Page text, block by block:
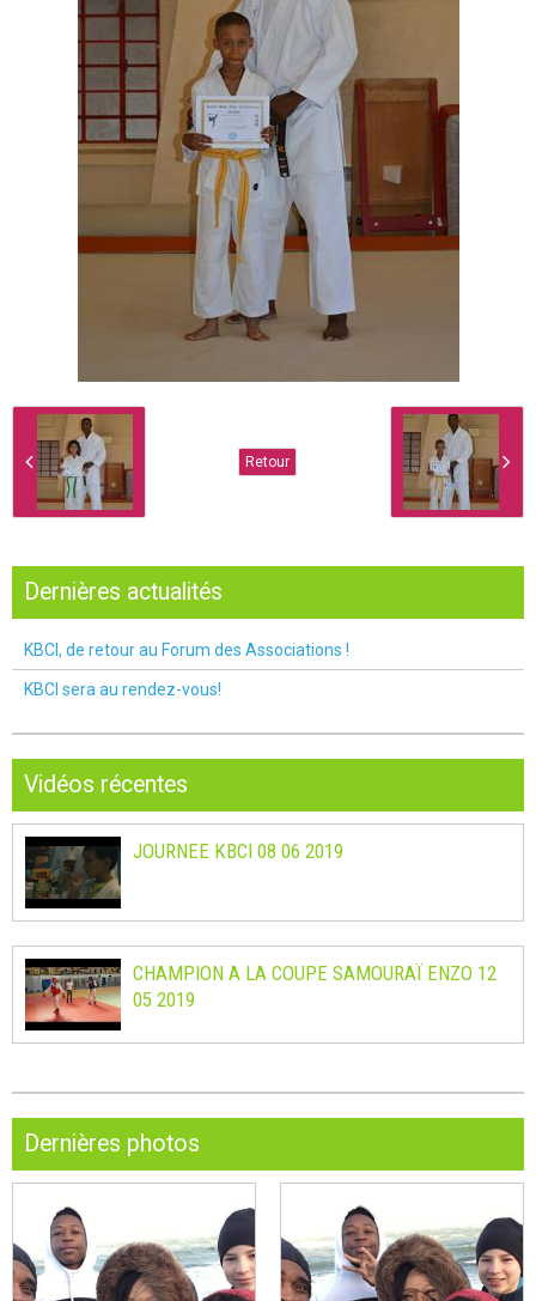
Retour
Dernières actualités
KBCI, de retour au Forum des Associations !
KBCI sera au rendez-vous!
Vidéos récentes
JOURNEE KBCI 08 06 2019
CHAMPION A LA COUPE SAMOURAÏ ENZO 12
05 2019
Dernières photos